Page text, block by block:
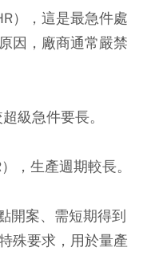
），這是最急件處
因，廠商通常嚴禁
級急件要長。
，生產週期較長。
開案、需短期得到
殊要求 ，用於量產